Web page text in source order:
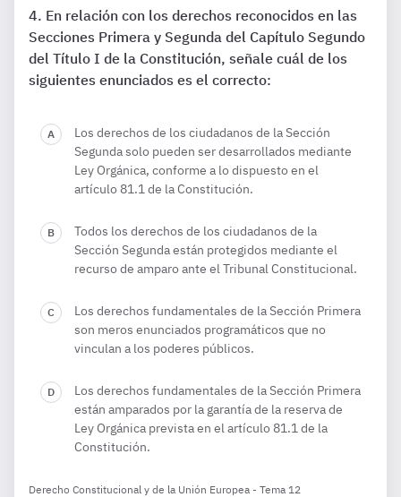
En relación con los derechos reconocidos en las
Secciones Primera y Segunda del Capítulo Segundo
del Título I de la Constitución, señale cuál de los
siguientes enunciados es el correcto:
Los derechos de los ciudadanos de la Sección
Segunda solo pueden ser desarrollados mediante
Ley Orgánica, conforme a lo dispuesto en el
artículo 81.1 de la Constitución.
Todos los derechos de los ciudadanos de la
Sección Segunda están protegidos mediante el
recurso de amparo ante el Tribunal Constitucional.
Los derechos fundamentales de la Sección Primera
son meros enunciados programáticos que no
vinculan a los poderes públicos.
Los derechos fundamentales de la Sección Primera
están amparados por la garantía de la reserva de
Ley Orgánica prevista en el artículo 81.1 de la
Constitución.
Derecho Constitucional y de la Unión Europea - Tema 12